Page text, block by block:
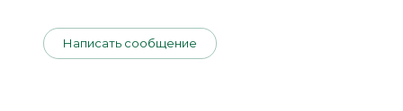
Написать сообщение